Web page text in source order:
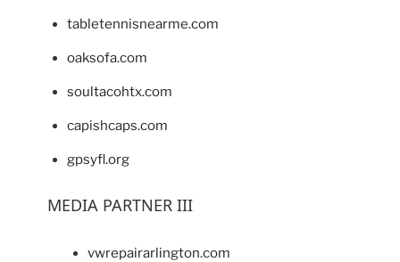
tabletennisnearme.com
oaksofa.com
soultacohtx.com
capishcaps.com
gpsyfl.org
MEDIA PARTNER III
vwrepairarlington.com